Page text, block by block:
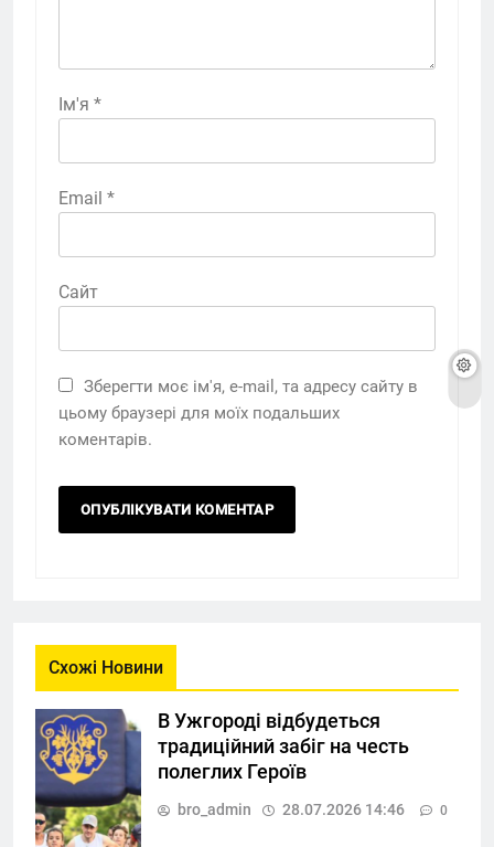
Ім'я *
Email *
Сайт
Зберегти моє ім'я, e-mail, та адресу сайту в
цьому браузері для моїх подальших
коментарів.
Схожі Новини
В Ужгороді відбудеться
традиційний забіг на честь
полеглих Героїв
bro_admin 28.07.2026 14:46 0